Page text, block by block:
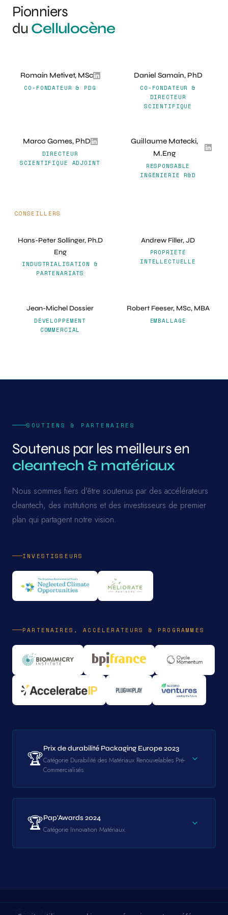
Pionniers
du Cellulocène
Romain Metivet, MSc
CO-FONDATEUR & PDG
Daniel Samain, PhD
CO-FONDATEUR &
DIRECTEUR
SCIENTIFIQUE
Marco Gomes, PhD
DIRECTEUR
SCIENTIFIQUE ADJOINT
Guillaume Matecki,
M.Eng
RESPONSABLE
INGÉNIERIE R&D
CONSEILLERS
Hans-Peter Sollinger, Ph.D
Eng
INDUSTRIALISATION &
PARTENARIATS
Andrew Filler, JD
PROPRIÉTÉ
INTELLECTUELLE
Jean-Michel Dossier
DÉVELOPPEMENT
COMMERCIAL
Robert Feeser, MSc, MBA
EMBALLAGE
SOUTIENS & PARTENAIRES
Soutenus par les meilleurs en
cleantech & matériaux
Nous sommes fiers d'être soutenus par des accélérateurs
cleantech, des institutions et des investisseurs de premier
plan qui partagent notre vision.
INVESTISSEURS
PARTENAIRES, ACCÉLÉRATEURS & PROGRAMMES
🏆Prix de durabilité Packaging Europe 2023
Catégorie Durabilité des Matériaux Renouvelables Pré-
Commercialisés.
🏆Pap'Awards 2024
Catégorie Innovation Matériaux.